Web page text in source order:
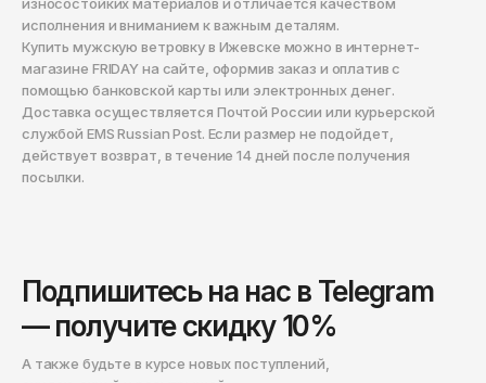
Подпишитесь на нас в Telegram
— получите скидку 10%
А также будьте в курсе новых поступлений,
исполнения и вниманием к важным деталям.
Купить мужскую ветровку в Ижевске можно в интернет-
магазине FRIDAY на сайте, оформив заказ и оплатив с
помощью банковской карты или электронных денег.
Доставка осуществляется Почтой России или курьерской
службой EMS Russian Post. Если размер не подойдет,
действует возврат, в течение 14 дней после получения
посылки.